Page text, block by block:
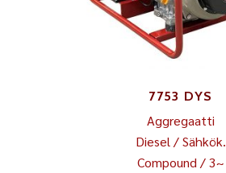
7753 DYS
Aggregaatti
Diesel / Sähkök.
Compound / 3~